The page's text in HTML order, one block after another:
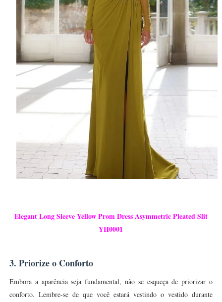
Elegant Long Sleeve Yellow Prom Dress Asymmetric Pleated Slit
YH0001
3. Priorize o Conforto
Embora a aparência seja fundamental, não se esqueça de priorizar o
conforto. Lembre-se de que você estará vestindo o vestido durante